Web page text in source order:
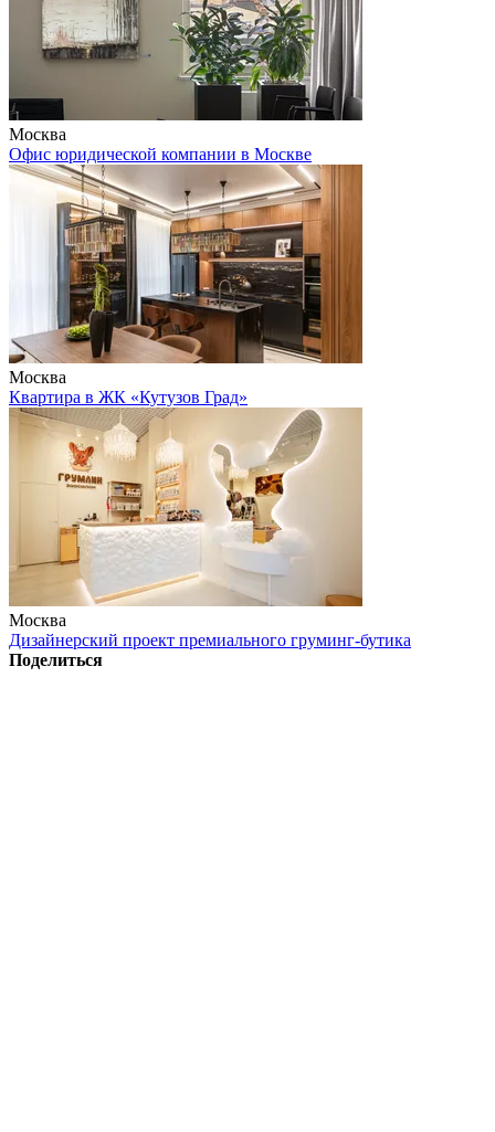
Москва
Офис юридической компании в Москве
Москва
Квартира в ЖК «Кутузов Град»
Москва
Дизайнерский проект премиального груминг-бутика
Поделиться